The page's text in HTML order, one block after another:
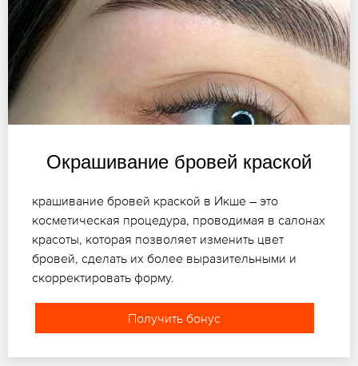
Окрашивание бровей краской
крашивание бровей краской в Икше – это
косметическая процедура, проводимая в салонах
красоты, которая позволяет изменить цвет
бровей, сделать их более выразительными и
скорректировать форму.
Получить бонус